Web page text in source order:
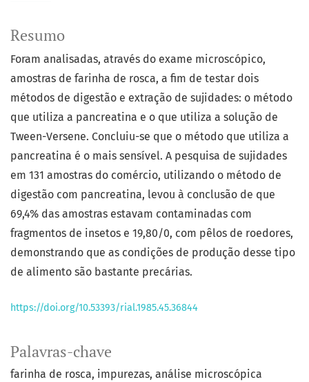
Palavras-chave
farinha de rosca impurezas análise microscópica
Resumo
Foram analisadas, através do exame microscópico,
amostras de farinha de rosca, a fim de testar dois
métodos de digestão e extração de sujidades: o método
que utiliza a pancreatina e o que utiliza a solução de
Tween-Versene. Concluiu-se que o método que utiliza a
pancreatina é o mais sensível. A pesquisa de sujidades
em 131 amostras do comércio, utilizando o método de
digestão com pancreatina, levou à conclusão de que
69,4% das amostras estavam contaminadas com
fragmentos de insetos e 19,80/0, com pêlos de roedores,
demonstrando que as condições de produção desse tipo
de alimento são bastante precárias.
https://doi.org/10.53393/rial.1985.45.36844